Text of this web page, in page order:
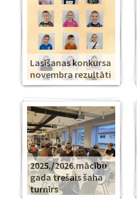
Lasīšanas konkursa
novembra rezultāti
2025./2026.mācību
gada trešais šaha
turnīrs